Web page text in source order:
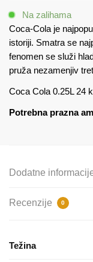
količinaNa zalihama
Coca-Cola je
istoriji. Smatra se
fenomen se služi
pruža nezamenjiv
Coca Cola 0.25L 24
Potrebna prazna
Dodatne
Recenzije 0
Težina